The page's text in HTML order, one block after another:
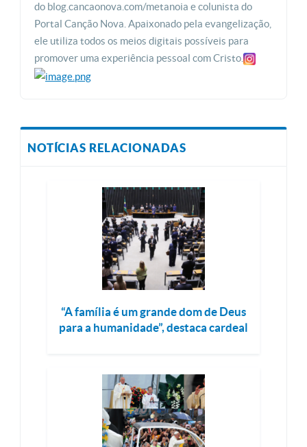
do blog.cancaonova.com/metanoia e colunista do
Portal Canção Nova. Apaixonado pela evangelização,
ele utiliza todos os meios digitais possíveis para
promover uma experiência pessoal com Cristo.
NOTÍCIAS RELACIONADAS
“A família é um grande dom de Deus
para a humanidade”, destaca cardeal